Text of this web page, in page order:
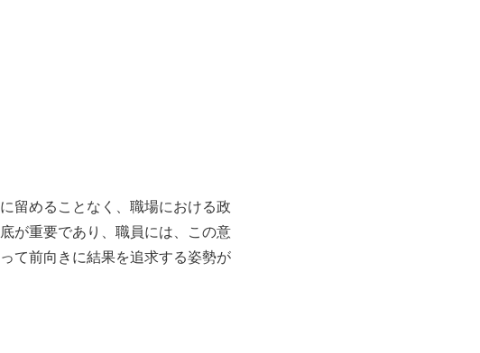
留めることなく、職場における政
が重要であり、職員には、この意
て前向きに結果を追求する姿勢が